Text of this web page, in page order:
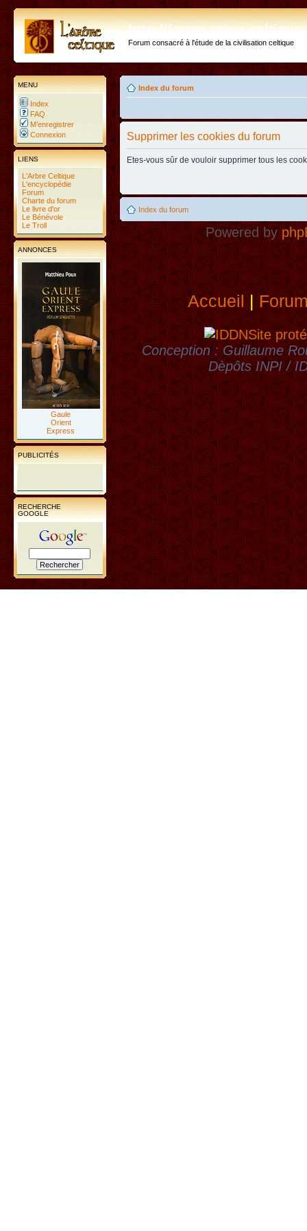
http://forum.arbre-
Forum consacré à l'étude de la civilisation celtique
MENU
Index
FAQ
M’enregistrer
Connexion
LIENS
L'Arbre Celtique
L'encyclopédie
Forum
Charte du forum
Le livre d'or
Le Bénévole
Le Troll
ANNONCES
Gaule
Orient
Express
PUBLICITÉS
RECHERCHE
GOOGLE
Index du forum
Supprimer les cookies du forum
Etes-vous sûr de vouloir supprimer tous les
Index du forum
Powered by
Accueil|
Site
Conception : Guillaume
Dèpôts INPI /